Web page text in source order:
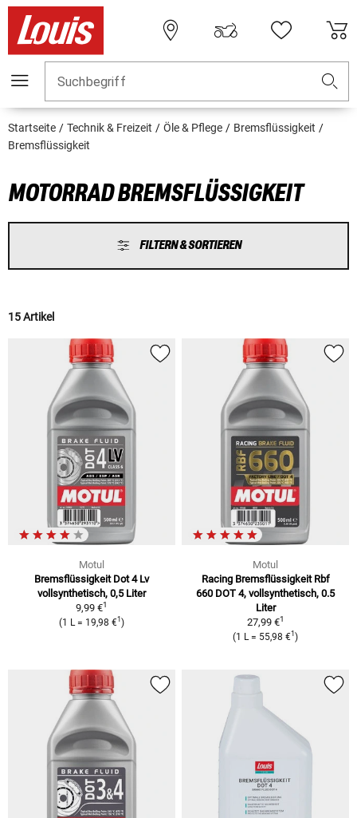
Suchbegriff
Startseite Technik & Freizeit Öle & Pflege
Bremsflüssigkeit
Bremsflüssigkeit
MOTORRAD BREMSFLÜSSIGKEIT
FILTERN & SORTIEREN
15 Artikel
Motul
Bremsflüssigkeit Dot 4 Lv
vollsynthetisch, 0,5 Liter
9,99 €1
(1 L = 19,98 €1 )
Motul
Racing Bremsflüssigkeit Rbf
660 DOT 4, vollsynthetisch, 0.5
Liter
27,99 €1
(1 L = 55,98 €1 )